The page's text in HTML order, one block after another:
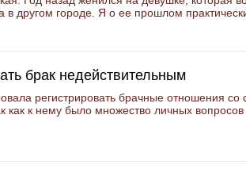
в другом городе. Я о ее прошлом
брак недействительным
регистрировать брачные отношения
как к нему было множество личных